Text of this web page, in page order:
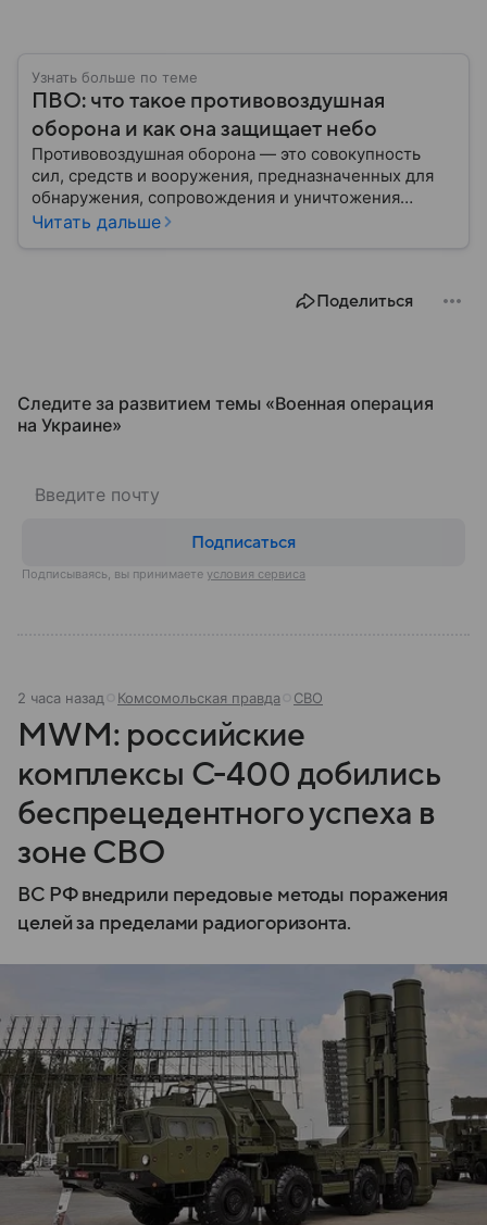
Узнать больше по теме
ПВО: что такое противовоздушная
оборона и как она защищает небо
Противовоздушная оборона — это совокупность
сил, средств и вооружения, предназначенных для
обнаружения, сопровождения и уничтожения
средств воздушного нападения. Современные
Читать дальше
Поделиться
Следите за развитием темы «Военная операция
на Украине»
Подписаться
Подписываясь, вы принимаете условия сервиса
2 часа назад Комсомольская правда СВО
MWM: российские
комплексы С-400 добились
беспрецедентного успеха в
зоне СВО
ВС РФ внедрили передовые методы поражения
целей за пределами радиогоризонта.